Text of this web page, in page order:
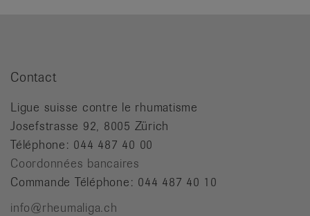
Contact
Ligue suisse contre le rhumatisme
Josefstrasse 92, 8005 Zürich
Téléphone: 044 487 40 00
Coordonnées bancaires
Commande Téléphone: 044 487 40 10
info@rheumaliga.ch